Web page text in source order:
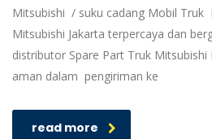
Mitsubishi / suku cadang Mobil Truk
Mitsubishi Jakarta terpercaya dan
distributor Spare Part Truk
aman dalam pengiriman ke
read more